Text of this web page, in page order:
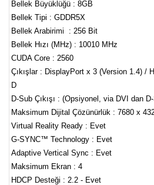
Bellek Büyüklüğü : 8GB
Bellek Tipi : GDDR5X
Bellek Arabirimi : 256 Bit
Bellek Hızı (MHz) : 10010 MHz
CUDA Core : 2560
Çıkışlar : DisplayPort x 3 (Version 1.4) /
D
D-Sub Çıkışı : (Opsiyonel, via DVI dan
Maksimum Dijital Çözünürlük : 7680 x
Virtual Reality Ready : Evet
G-SYNC™ Technology : Evet
Adaptive Vertical Sync : Evet
Maksimum Ekran : 4
HDCP Desteği : 2.2 - Evet